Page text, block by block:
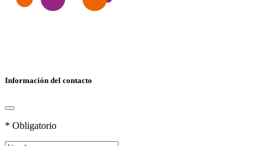
Información del contacto
* Obligatorio